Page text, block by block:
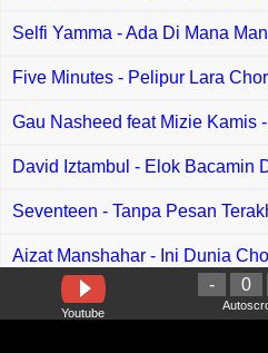
Selfi Yamma - Ada Di Mana
Five Minutes - Pelipur Lara
Gau Nasheed feat Mizie Kamis
David Iztambul - Elok Bacamin
Seventeen - Tanpa Pesan
Aizat Manshahar - Ini Dunia
Rocktober feat Tika Pagraky -
Youtube
- 0